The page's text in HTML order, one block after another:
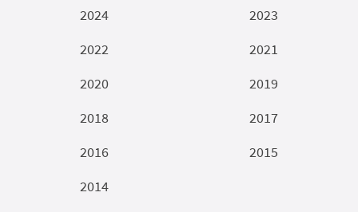
2024
2023
2022
2021
2020
2019
2018
2017
2016
2015
2014